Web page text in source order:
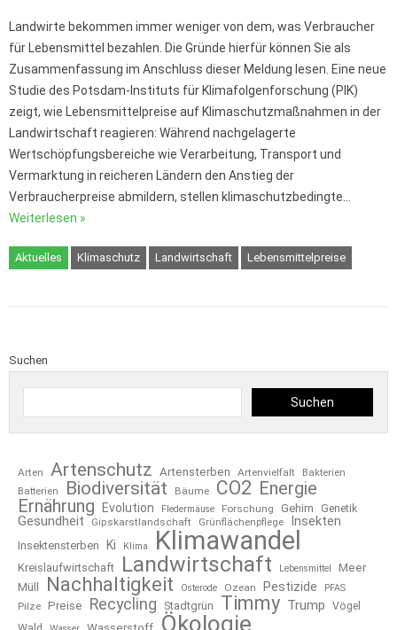
Landwirte bekommen immer weniger von dem, was Verbraucher
für Lebensmittel bezahlen. Die Gründe hierfür können Sie als
Zusammenfassung im Anschluss dieser Meldung lesen. Eine neue
Studie des Potsdam-Instituts für Klimafolgenforschung (PIK)
zeigt, wie Lebensmittelpreise auf Klimaschutzmaßnahmen in der
Landwirtschaft reagieren: Während nachgelagerte
Wertschöpfungsbereiche wie Verarbeitung, Transport und
Vermarktung in reicheren Ländern den Anstieg der
Verbraucherpreise abmildern, stellen klimaschutzbedingte…
Weiterlesen »
Aktuelles Klimaschutz Landwirtschaft Lebensmittelpreise
Suchen
Suchen
Arten Artenschutz Artensterben Artenvielfalt
Bakterien
Batterien
Biodiversität Bäume CO2 Energie
Ernährung
Evolution Fledermäuse Forschung Gehirn Genetik
Gesundheit Gipskarstlandschaft Grünflächenpflege Insekten
Insektensterben Ki Klima Klimawandel
Kreislaufwirtschaft Landwirtschaft Lebensmittel
Meer
Müll
Nachhaltigkeit Osterode Ozean Pestizide PFAS
Pilze Preise Recycling Stadtgrün Timmy Trump
Vögel
Ökologie